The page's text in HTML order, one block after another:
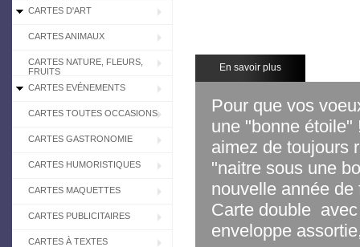
CARTES D'ART
CARTES ANIMAUX
CARTES NATURE, FLEURS,
FRUITS
CARTES EVÉNEMENTS
CARTES TOUTES OCCASIONS
CARTES GASTRONOMIE
CARTES HUMORISTIQUES
CARTES MAQUETTES
CARTES PUBLICITAIRES
CARTES À TEXTES
En savoir plus
Pour que vos
une "bonne étoile"
aimez de toujours
"naitre sous une
nouvelle année
Carte double
enveloppe